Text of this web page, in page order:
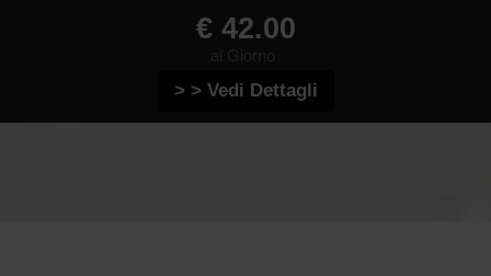
€ 42.00
> > Vedi Dettagli